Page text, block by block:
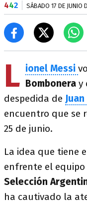
442 SÁBADO 17 DE JUNIO
L ionel Messi
Bombonera y
despedida de
encuentro que se
25 de junio.
La idea que tiene
enfrente el equipo
Selección
ha cautivado la